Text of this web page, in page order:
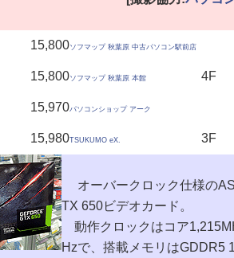
15,800ソフマップ 秋葉原 中古パソコン駅前店
15,800ソフマップ 秋葉原 本館 4F
15,970パソコンショップ アーク
15,980TSUKUMO eX. 3F
オーバークロック仕様の
TX 650ビデオカード。
動作クロックはコア
Hzで、搭載メモリはGDDR5